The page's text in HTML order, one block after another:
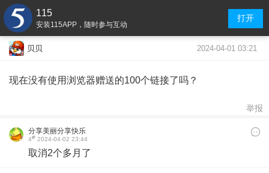
115
安装115APP，随时参与互动
打开
贝贝 2024-04-01 03:21
现在没有使用浏览器赠送的100个链接了吗？
举报
分享美丽分享快乐
4# 2024-04-02 23:44
取消2个多月了